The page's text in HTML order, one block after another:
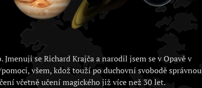
se Richard Krajča a narodil jsem se v Opavě v
všem, kdož touží po duchovní svobodě správnou
včetně učení magického již více než 30 let.